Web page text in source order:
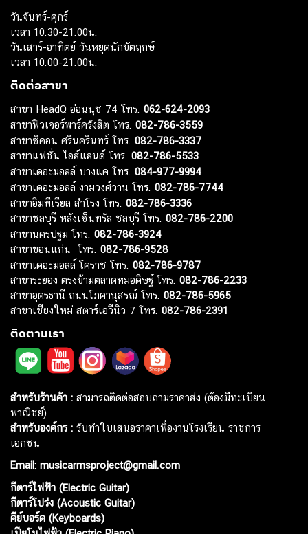
วันจันทร์-ศุกร์
เวลา 10.30-21.00น.
วันเสาร์-อาทิตย์ วันหยุดนักขัตฤกษ์
เวลา 10.00-21.00น.
ติดต่อสาขา
สาขา HeadQ อ่อนนุช 74 โทร. 062-624-2093
สาขาฟิวเจอร์พาร์ครังสิต โทร. 082-786-3559
สาขาซีคอน ศรีนครินทร์ โทร. 082-786-3337
สาขาแฟชั่น ไอส์แลนด์ โทร. 082-786-5533
สาขาเดอะมอลล์ บางแค โทร. 084-977-9994
สาขาเดอะมอลล์ งามวงศ์วาน โทร. 082-786-7744
สาขาอิมพีเรียล สำโรง โทร. 082-786-3336
สาขาชลบุรี หลังเซ็นทรัล ชลบุรี โทร. 082-786-2200
สาขานครปฐม โทร. 082-786-3924
สาขาขอนแก่น โทร. 082-786-9528
สาขาเดอะมอลล์ โคราช โทร. 082-786-9787
สาขาระยอง ตรงข้ามตลาดหมอดิษฐ์ โทร. 082-786-2233
สาขาอุดรธานี ถนนโภคานุสรณ์ โทร. 082-786-5965
สาขาเชียงใหม่ สตาร์เอวีนิว 7 โทร. 082-786-2391
ติดตามเรา
สำหรับร้านค้า : สามารถติดต่อสอบถามราคาส่ง (ต้องมีทะเบียน
พาณิชย์)
สำหรับองค์กร : รับทำใบเสนอราคาเพื่องานโรงเรียน ราชการ
เอกชน
Email: musicarmsproject@gmail.com
กีตาร์ไฟฟ้า (Electric Guitar)
กีตาร์โปร่ง (Acoustic Guitar)
คีย์บอร์ด (Keyboards)